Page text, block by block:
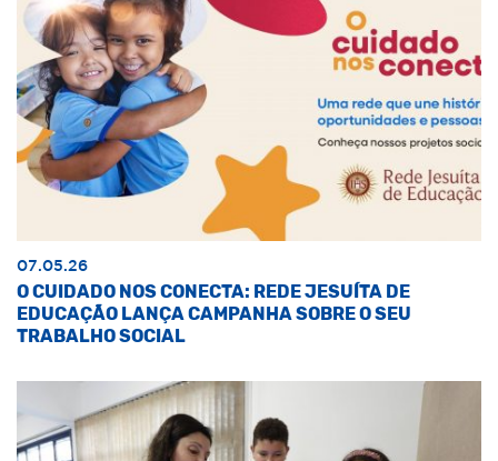
07.05.26
O CUIDADO NOS CONECTA: REDE JESUÍTA DE
EDUCAÇÃO LANÇA CAMPANHA SOBRE O SEU
TRABALHO SOCIAL